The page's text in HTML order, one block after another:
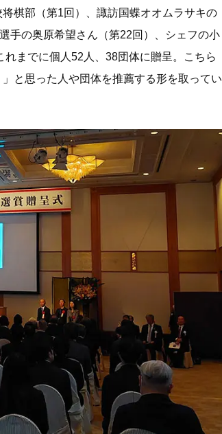
棋部（第1回）、諏訪国蝶オオムラサキの
手の奥原希望さん（第22回）、シェフの小
までに個人52人、38団体に贈呈。こちら
と思った人や団体を推薦する形を取ってい